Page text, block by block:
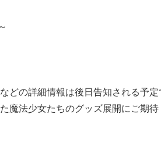
どの詳細情報は後日告知される予
魔法少女たちのグッズ展開にご期待